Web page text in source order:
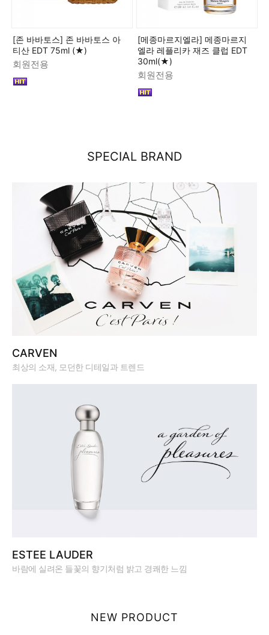
[존 바바토스] 존 바바토스 아
티산 EDT 75ml (★)
회원전용
[메종마르지엘라] 메종마르지
엘라 레플리카 재즈 클럽 EDT
30ml(★)
회원전용
SPECIAL BRAND
CARVEN
최상의 소재, 모던한 디테일과 트렌드
ESTEE LAUDER
바람에 실려온 들꽃의 향기처럼 밝고 경쾌한 느낌
NEW PRODUCT